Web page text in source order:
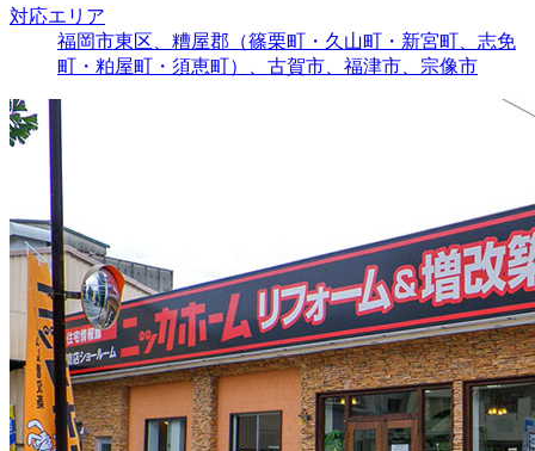
対応エリア
福岡市東区、糟屋郡（篠栗町・久山町・新宮町、志免
町・粕屋町・須恵町）、古賀市、福津市、宗像市